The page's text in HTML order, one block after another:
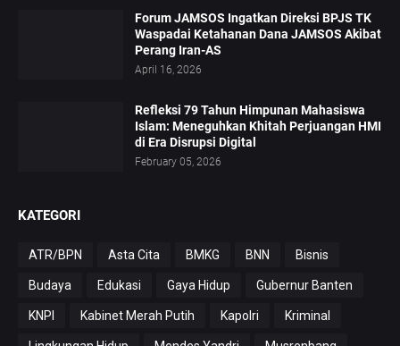
Forum JAMSOS Ingatkan Direksi BPJS TK
Waspadai Ketahanan Dana JAMSOS Akibat
Perang Iran-AS
April 16, 2026
Refleksi 79 Tahun Himpunan Mahasiswa
Islam: Meneguhkan Khitah Perjuangan HMI
di Era Disrupsi Digital
February 05, 2026
KATEGORI
ATR/BPN Asta Cita BMKG BNN Bisnis
Budaya Edukasi Gaya Hidup Gubernur Banten
KNPI Kabinet Merah Putih Kapolri Kriminal